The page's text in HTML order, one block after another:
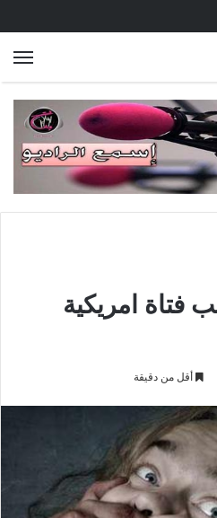
فتاة امريكية
أقل من دقيقة